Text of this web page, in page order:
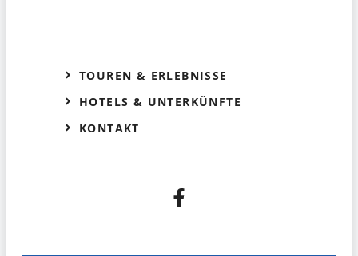
TOUREN & ERLEBNISSE
HOTELS & UNTERKÜNFTE
KONTAKT